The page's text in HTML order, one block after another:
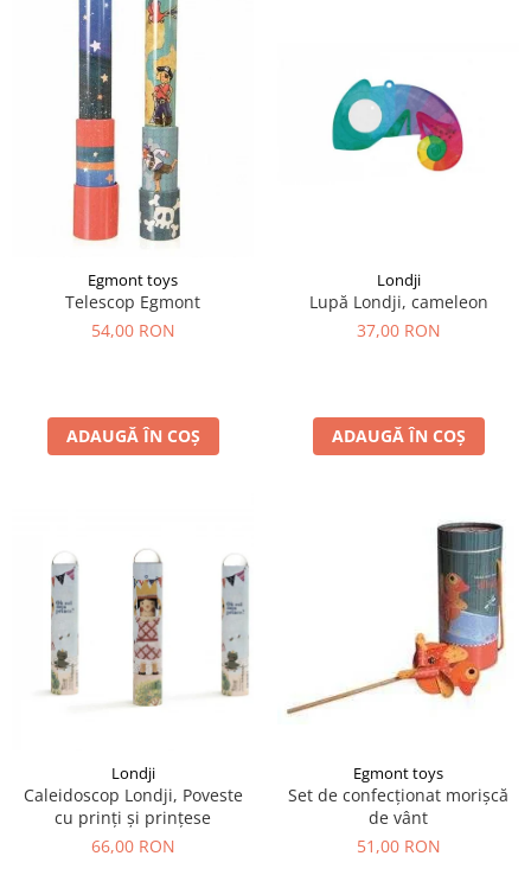
Egmont toys
Telescop Egmont
54,00 RON
ADAUGĂ ÎN COȘ
Londji
Lupă Londji, cameleon
37,00 RON
ADAUGĂ ÎN COȘ
Londji
Caleidoscop Londji, Poveste
cu prinți și prințese
66,00 RON
Egmont toys
Set de confecționat morișcă
de vânt
51,00 RON